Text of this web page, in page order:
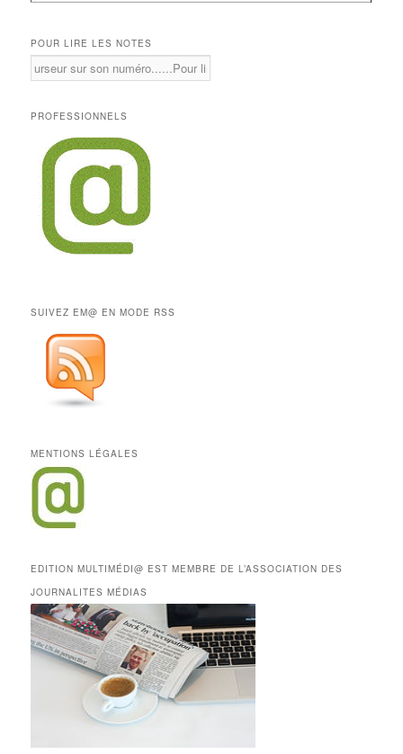
POUR LIRE LES NOTES
PROFESSIONNELS
SUIVEZ EM@ EN MODE RSS
MENTIONS LÉGALES
EDITION MULTIMÉDI@ EST MEMBRE DE L’ASSOCIATION DES
JOURNALITES MÉDIAS